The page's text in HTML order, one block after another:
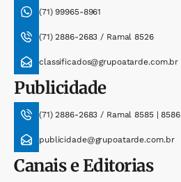
(71) 99965-8961
(71) 2886-2683 / Ramal 8526
classificados@grupoatarde.com.br
Publicidade
(71) 2886-2683 / Ramal 8585 | 8586
publicidade@grupoatarde.com.br
Canais e Editorias